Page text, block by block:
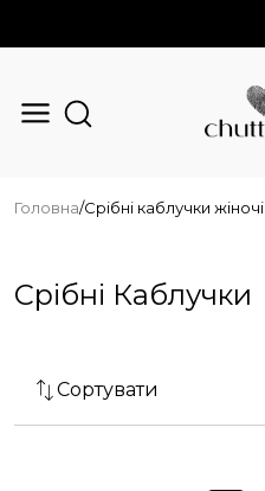
Головна/Срібні каблучки жіночі
Срібні Каблучки
Сортувати